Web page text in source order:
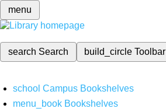
menu
search Search build_circleToolbar
school Campus Bookshelves
menu_book Bookshelves